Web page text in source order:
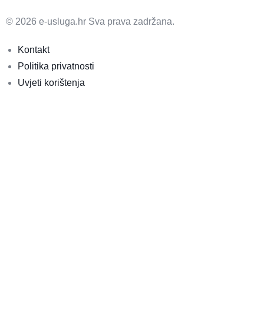
© 2026 e-usluga.hr Sva prava zadržana.
Kontakt
Politika privatnosti
Uvjeti korištenja